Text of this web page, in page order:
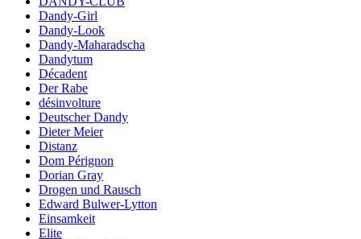
Dandy-Girl
Dandy-Look
Dandy-Maharadscha
Dandytum
Décadent
Der Rabe
désinvolture
Deutscher Dandy
Dieter Meier
Distanz
Dom Pérignon
Dorian Gray
Drogen und Rausch
Edward Bulwer-Lytton
Einsamkeit
Elite